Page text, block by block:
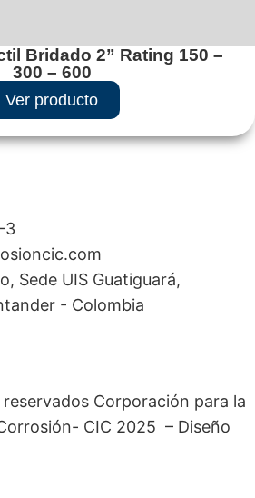
Bridado 2” Rating 150 –
300 – 600
Ver producto
3
Sede UIS Guatiguará,
- Colombia
Corporación para la
CIC 2025 – Diseño